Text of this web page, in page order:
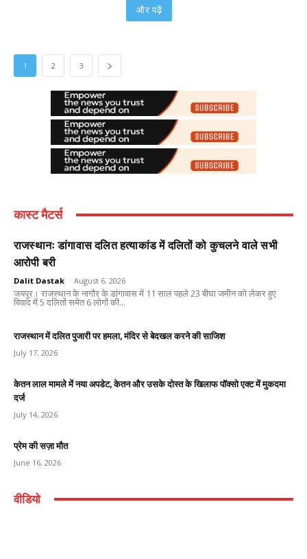
और पढ़ें
1 2 3
कास्ट मैटर्स
राजस्थानः डांगावास दलित हत्याकांड में दलितों को कुचलने वाले सभी
आरोपी बरी
Dalit Dastak - August 6, 2026
जयपुर। राजस्थान के नागौर के डांगावास में 11 साल पहले 23 बीघा जमीन को लेकर हुए
विवाद में 5 दलितों समेत 6 लोगों की...
राजस्थान में दलित पुजारी पर हमला, मंदिर से बेदखल करने की साजिश
July 17, 2026
केतन लाल मामले में नया अपडेट, केतन और उसके दोस्त के खिलाफ पॉक्सो एक्ट में मुकदमा
दर्ज
July 14, 2026
प्रेम की सज़ा मौत
June 16, 2026
वीडियो